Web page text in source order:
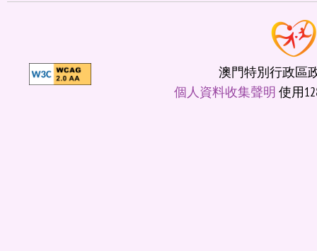
澳門特別行政區
個人資料收集聲明 使用